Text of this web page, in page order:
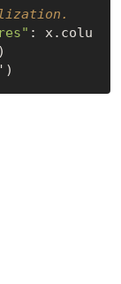
: x.colu